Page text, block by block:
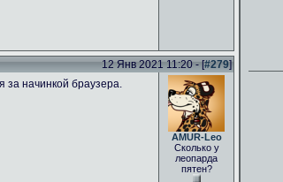
12 Янв 2021 11:20 - [#279]
за начинкой браузера.
AMUR-Leo
Сколько у
леопарда
пятен?